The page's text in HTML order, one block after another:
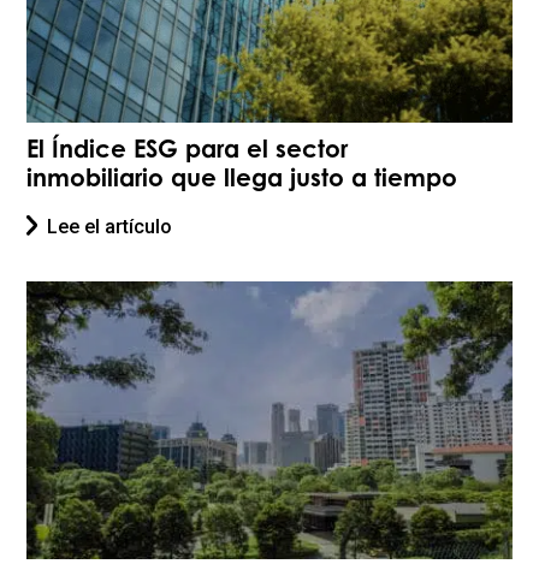
El Índice ESG para el sector
inmobiliario que llega justo a tiempo
Lee el artículo